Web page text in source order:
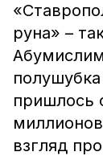
руна» –
пришлось
взгляд